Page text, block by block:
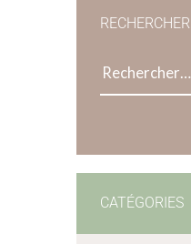
RECHERCHER
CATÉGORIES